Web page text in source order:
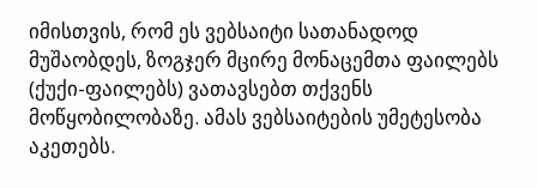
იმისთვის, რომ ეს ვებსაიტი სათანადოდ
მუშაობდეს, ზოგჯერ მცირე მონაცემთა ფაილებს
(ქუქი-ფაილებს) ვათავსებთ თქვენს
მოწყობილობაზე. ამას ვებსაიტების უმეტესობა
აკეთებს.